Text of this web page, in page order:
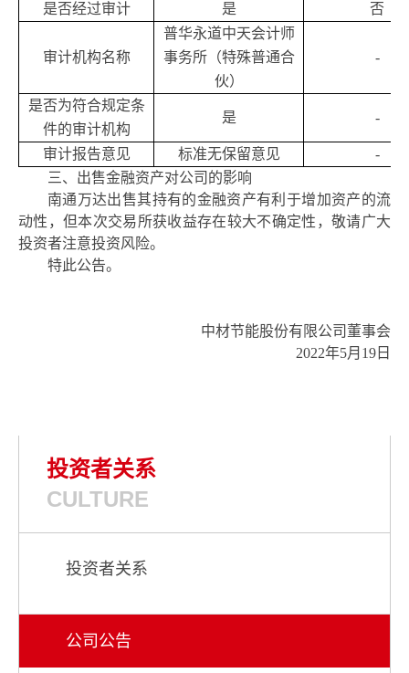
是否经过审计
是 否
审计机构名称
普华永道中天会计师
事务所（特殊普通合
伙）
-
是否为符合规定条
件的审计机构
是 -
审计报告意见 标准无保留意见
-
三、出售金融资产对公司的影响
南通万达出售其持有的金融资产有利于增加资产的流
动性 ，但本次交易所获收益存在较大不确定性，敬请广大
投资者注意投资风险。
特此公告。
中材节能股份有限公司 董事会
2022年5月 19 日
投资者关系
CULTURE
投资者关系
公司公告